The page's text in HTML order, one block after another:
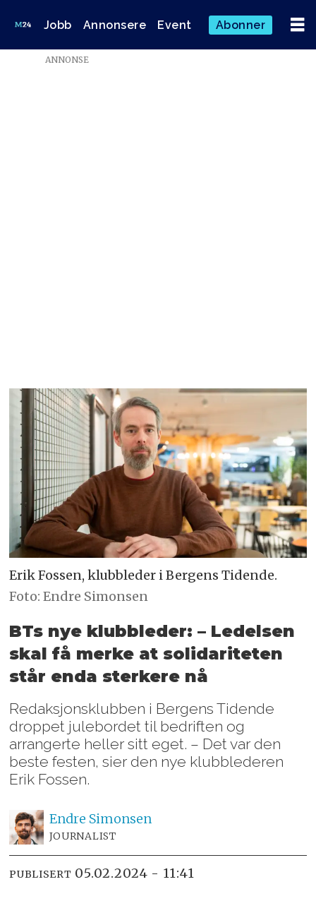
Jobb Annonsere Event Abonner
ANNONSE
Erik Fossen, klubbleder i Bergens Tidende.
Foto: Endre Simonsen
BTs nye klubbleder: – Ledelsen
skal få merke at solidariteten
står enda sterkere nå
Redaksjonsklubben i Bergens Tidende
droppet julebordet til bedriften og
arrangerte heller sitt eget. – Det var den
beste festen, sier den nye klubblederen
Erik Fossen.
Endre Simonsen
JOURNALIST
PUBLISERT 05.02.2024 - 11:41